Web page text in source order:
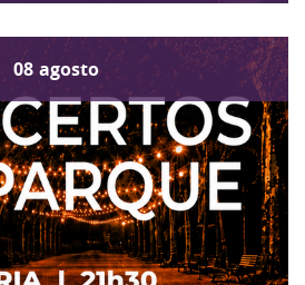
08 agosto